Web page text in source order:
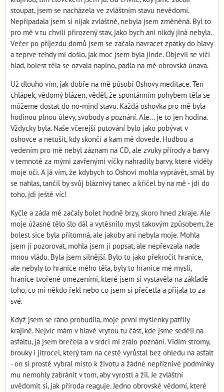
stoupat, jsem se nacházela ve zvláštním stavu nevědomí.
Nepřipadala jsem si nijak zvláštně, nebyla jsem změněná. Byl to
pro mě v tu chvíli přirozený stav, jako bych ani nikdy jiná nebyla.
Večer po příjezdu domů jsem se začala navracet zpátky do hlavy
a teprve tehdy mi došlo, jak moc jsem byla jinde. Objevil se vlčí
hlad, bolest těla se ozvala naplno, padla na mě obrovská únava.
Už dlouho vím, jak dobře na mě působí Oshovy meditace. Ten
chlápek, vědomý blázen, věděl, že spontánním pohybem těla se
můžeme dostat do no-mind stavu. Každá oshovka pro mě byla
hodinou plnou úlevy, svobody a poznání. Ale... je to jen hodina.
Vždycky byla. Naše včerejší putování bylo jako pobývat v
oshovce a netušit, kdy skončí a kam mě dovede. Hudbou a
vedením pro mě nebyl záznam na CD, ale zvuky přírody a barvy
v temnotě za mými zavřenými víčky nahradily barvy, které viděly
moje oči. A já vím, že kdybych to Oshovi mohla vyprávět, smál by
se nahlas, tančil by svůj bláznivý tanec a křičel by na mě - jdi do
toho, jdi ještě víc!
Kyčle a záda mě začaly bolet hodně brzy, skoro hned zkraje. Ale
moje úžasné tělo šlo dál a vytěsnilo mysl takovým způsobem, že
bolest sice byla přítomná, ale jakoby ani nebyla moje. Mohla
jsem jí pozorovat, mohla jsem jí popsat, ale nepřevzala nade
mnou vládu. Byla jsem silnější. Bylo to jako překročit hranice,
ale nebyly to hranice mého těla, byly to hranice mé mysli,
hranice tvořené omezeními, které jsem si vystavěla na základě
toho, co mi někdo řekl nebo co jsem si přečetla a přijala to za
své.
Když jsem se ráno probudila, moje první myšlenky patřily
krajině. Nejvíc mám v hlavě vrytou tu část, kde jsme seděli na
asfaltu, já jsem brečela a v srdci mi zrálo poznání. Vidím stromy,
brouky i jitrocel, který tam na cestě vyrůstal bez ohledu na asfalt
- on si prostě vybral místo k životu a žádné nepříznivé podmínky
mu nemohly zabránit v tom, aby vyrostl a žil. Je zvláštní
uvědomit si, jak příroda reaguje. Jedno obrovské vědomí, které